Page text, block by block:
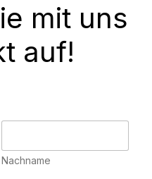
mit uns
auf!
Nachname